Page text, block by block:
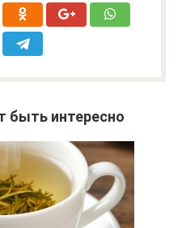
интересно